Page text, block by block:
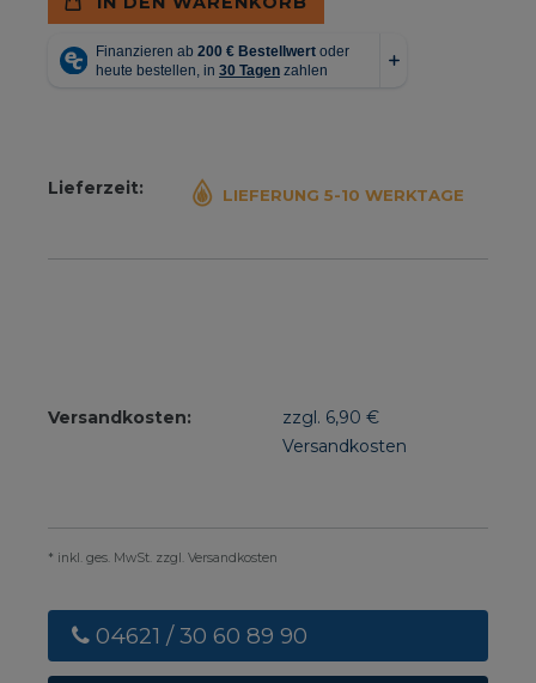
Lieferzeit: LIEFERUNG 5-10 WERKTAGE
Versandkosten:
zzgl. 6,90 €
Versandkosten
* inkl. ges. MwSt. zzgl. Versandkosten
04621 / 30 60 89 90